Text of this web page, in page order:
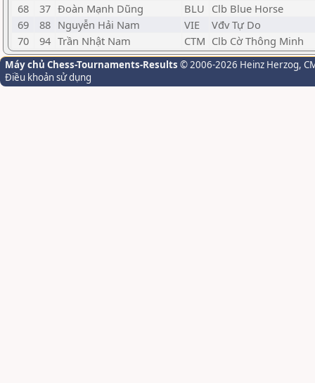
68
37 Đoàn Mạnh Dũng BLU Clb Blue Horse
69
88 Nguyễn Hải Nam VIE
Vđv Tự Do
70
94 Trần Nhật Nam CTM Clb Cờ Thông Minh
Máy chủ Chess-Tournaments-Results © 2006-2026 Heinz Herzog,
Điều khoản sử dụng